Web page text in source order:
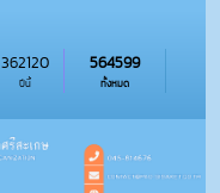
ปีนี้
362120
ทั้งหมด
564599